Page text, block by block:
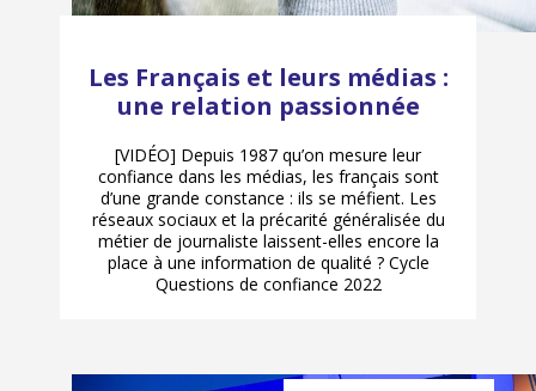
Les Français et leurs médias :
une relation passionnée
[VIDÉO] Depuis 1987 qu’on mesure leur
confiance dans les médias, les français sont
d’une grande constance : ils se méfient. Les
réseaux sociaux et la précarité généralisée du
métier de journaliste laissent-elles encore la
place à une information de qualité ? Cycle
Questions de confiance 2022